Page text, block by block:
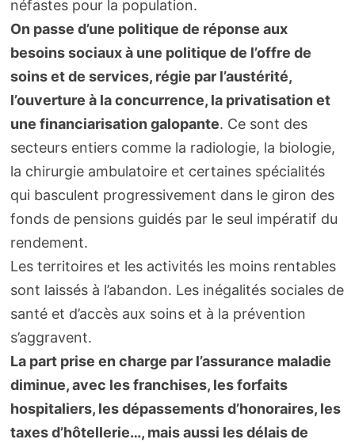
néfastes pour la population.
On passe d’une politique de réponse aux
besoins sociaux à une politique de l’offre de
soins et de services, régie par l’austérité,
l’ouverture à la concurrence, la privatisation et
une financiarisation galopante. Ce sont des
secteurs entiers comme la radiologie, la biologie,
la chirurgie ambulatoire et certaines spécialités
qui basculent progressivement dans le giron des
fonds de pensions guidés par le seul impératif du
rendement.
Les territoires et les activités les moins rentables
sont laissés à l’abandon. Les inégalités sociales de
santé et d’accès aux soins et à la prévention
s’aggravent.
La part prise en charge par l’assurance maladie
diminue, avec les franchises, les forfaits
hospitaliers, les dépassements d’honoraires, les
taxes d’hôtellerie…, mais aussi les délais de